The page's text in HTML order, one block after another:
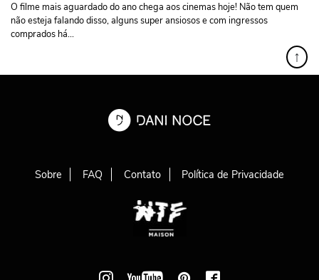
O filme mais aguardado do ano chega aos cinemas hoje! Não tem quem
não esteja falando disso, alguns super ansiosos e com ingressos
comprados há...
↑
Sobre FAQ Contato Política de Privacidade